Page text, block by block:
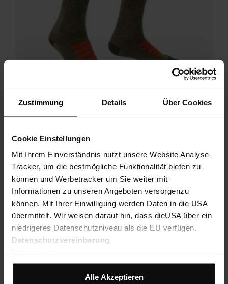
Zustimmung Details Über Cookies
Cookie Einstellungen
Mit Ihrem Einverständnis nutzt unsere Website Analyse-
Tracker, um die bestmögliche Funktionalität bieten zu
können und Werbetracker um Sie weiter mit
Informationen zu unseren Angeboten versorgenzu
können. Mit Ihrer Einwilligung werden Daten in die USA
übermittelt. Wir weisen darauf hin, dass dieUSA über ein
niedrigeres Datenschutzniveau als die EU verfügen.
Datenschutzvereinbarung
Alle Akzeptieren
Giro Socks High Uni
Funktionelle, knielange Skisocken für lange Tage im Schnee
€ 39,9025% € 29,93